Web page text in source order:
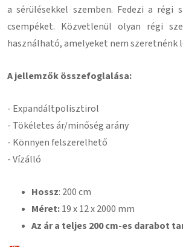
a sérülésekkel szemben. Fedezi a régi
csempéket. Közvetlenül olyan régi
használható, amelyeket nem szeretnénk
A jellemzők összefoglalása:
- Expandáltpolisztirol
- Tökéletes ár/minőség arány
- Könnyen felszerelhető
- Vízálló
Hossz: 200 cm
Méret:19x 12 x 2000 mm
Az ár a teljes 200 cm-es darabot